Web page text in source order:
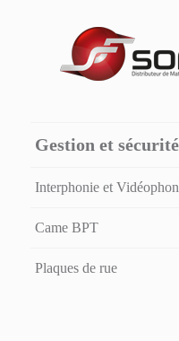
Gestion et
Interphonie et
Came BPT
Plaques de rue